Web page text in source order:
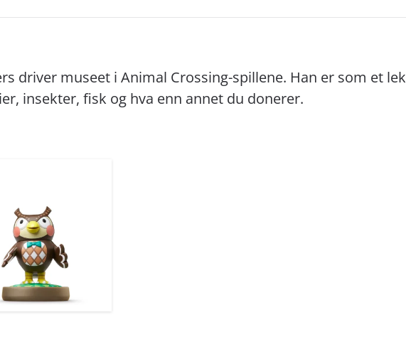
driver museet i Animal Crossing-spillene. Han er som et
insekter, fisk og hva enn annet du donerer.